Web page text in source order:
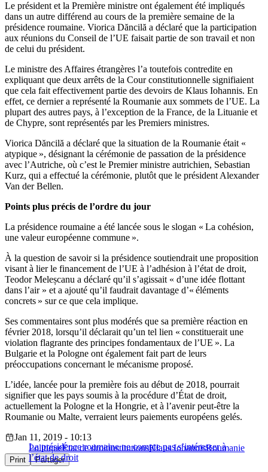
Le président et la Première ministre ont également été impliqués
dans un autre différend au cours de la première semaine de la
présidence roumaine. Viorica Dăncilă a déclaré que la participation
aux réunions du Conseil de l’UE faisait partie de son travail et non
de celui du président.
Le ministre des Affaires étrangères l’a toutefois contredite en
expliquant que deux arrêts de la Cour constitutionnelle signifiaient
que cela fait effectivement partie des devoirs de Klaus Iohannis. En
effet, ce dernier a représenté la Roumanie aux sommets de l’UE. La
plupart des autres pays, à l’exception de la France, de la Lituanie et
de Chypre, sont représentés par les Premiers ministres.
Viorica Dăncilă a déclaré que la situation de la Roumanie était «
atypique », désignant la cérémonie de passation de la présidence
avec l’Autriche, où c’est le Premier ministre autrichien, Sebastian
Kurz, qui a effectué la cérémonie, plutôt que le président Alexander
Van der Bellen.
Points plus précis de l’ordre du jour
La présidence roumaine a été lancée sous le slogan « La cohésion,
une valeur européenne commune ».
À la question de savoir si la présidence soutiendrait une proposition
visant à lier le financement de l’UE à l’adhésion à l’état de droit,
Teodor Meleșcanu a déclaré qu’il s’agissait « d’une idée flottant
dans l’air » et a ajouté qu’il faudrait davantage d’« éléments
concrets » sur ce que cela implique.
Ses commentaires sont plus modérés que sa première réaction en
février 2018, lorsqu’il déclarait qu’un tel lien « constituerait une
violation flagrante des principes fondamentaux de l’UE ». La
Bulgarie et la Pologne ont également fait part de leurs
préoccupations concernant le mécanisme proposé.
L’idée, lancée pour la première fois au début de 2018, pourrait
signifier que les pays soumis à la procédure d’État de droit,
actuellement la Pologne et la Hongrie, et à l’avenir peut-être la
Roumanie ou Malte, verraient leurs paiements européens gelés.
La présidence roumaine ne compte pas s’intéresser à
l’état de droit
Jan 11, 2019 - 10:13
PolitiqueÉtat de droitinstitutionsKlaus IohannisRoumanie
Print Partager